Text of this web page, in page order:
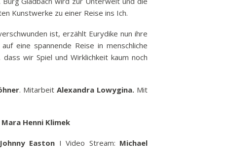
Kunstwerke zu einer Reise ins Ich.
ist, erzählt Eurydike nun ihre
eine spannende Reise in menschliche
wir Spiel und Wirklichkeit kaum noch
. Mitarbeit Alexandra Lowygina.Mit
Mara Henni Klimek
Johnny Easton I Video Stream: Michael